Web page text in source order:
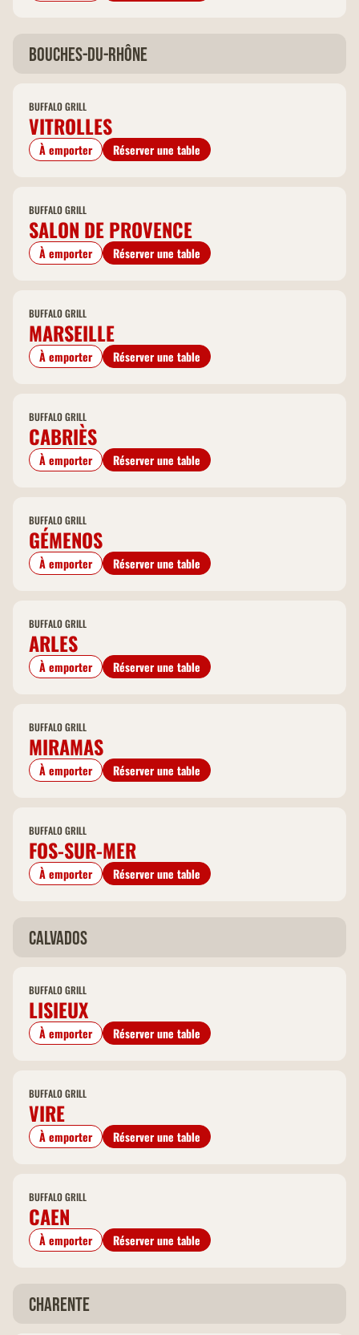
Bouches-du-Rhône
BUFFALO GRILL
VITROLLES
À emporter Réserver une table
BUFFALO GRILL
SALON DE PROVENCE
À emporter Réserver une table
BUFFALO GRILL
MARSEILLE
À emporter Réserver une table
BUFFALO GRILL
CABRIÈS
À emporter Réserver une table
BUFFALO GRILL
GÉMENOS
À emporter Réserver une table
BUFFALO GRILL
ARLES
À emporter Réserver une table
BUFFALO GRILL
MIRAMAS
À emporter Réserver une table
BUFFALO GRILL
FOS-SUR-MER
À emporter Réserver une table
Calvados
BUFFALO GRILL
LISIEUX
À emporter Réserver une table
BUFFALO GRILL
VIRE
À emporter Réserver une table
BUFFALO GRILL
CAEN
À emporter Réserver une table
Charente